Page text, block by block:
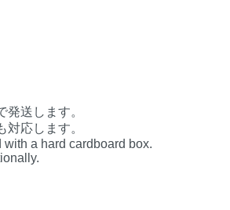
発送します。
対応します。
a hard cardboard box.